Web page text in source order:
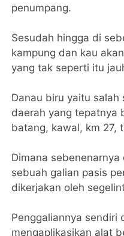
penumpang.
Sesudah hingga di
kampung dan kau
yang tak seperti itu
Danau biru yaitu
daerah yang tepatnya
batang, kawal, km 27,
Dimana
sebuah galian pasis
dikerjakan oleh
Penggaliannya sendiri
mengaplikasikan alat